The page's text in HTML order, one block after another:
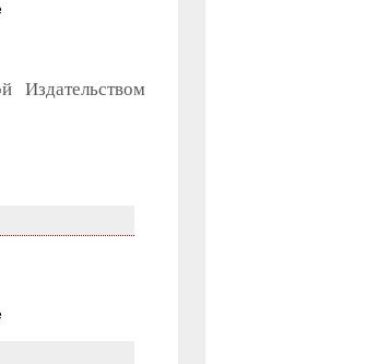
Издательством